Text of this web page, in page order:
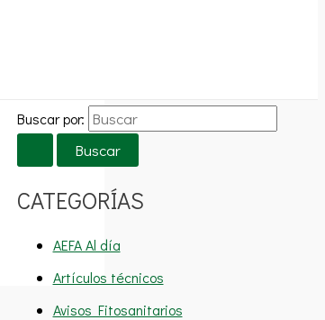
Buscar por:
CATEGORÍAS
AEFA Al día
Artículos técnicos
Avisos Fitosanitarios